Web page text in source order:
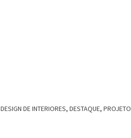
DESIGN DE INTERIORES, DESTAQUE, PROJETO